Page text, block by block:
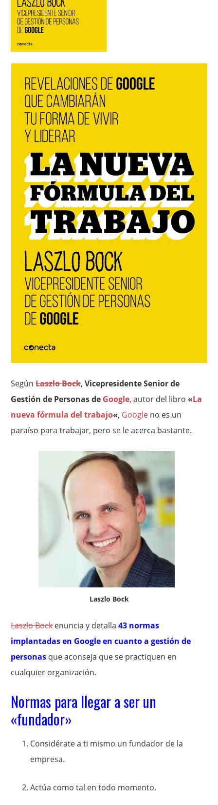
SegúnLaszlo Bock,Vicepresidente Senior de
Gestión de Personas de Google, autor del libro«La
nueva fórmula del trabajo«, Google no es un
paraíso para trabajar, pero se le acerca bastante.
Laszlo Bock
Laszlo Bockenuncia y detalla43 normas
implantadas en Google en cuanto a gestión de
personas que aconseja que se practiquen en
cualquier organización.
Normas para llegar a ser un
«fundador»
Considérate a ti mismo un fundador de la
empresa.
Actúa como tal en todo momento.